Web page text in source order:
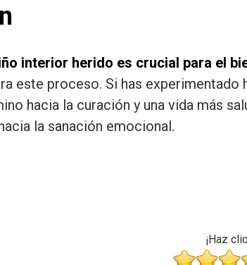
interior herido es crucial para el
este proceso. Si has
hacia la curación y una vida más
la sanación emocional.
¡Haz